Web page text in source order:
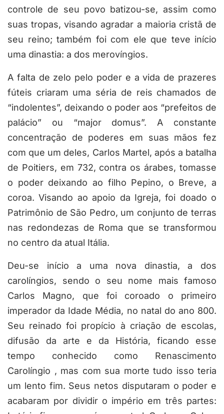
controle de seu povo batizou-se, assim como
suas tropas, visando agradar a maioria cristã de
seu reino; também foi com ele que teve início
uma dinastia: a dos merovíngios.
A falta de zelo pelo poder e a vida de prazeres
fúteis criaram uma séria de reis chamados de
“indolentes”, deixando o poder aos “prefeitos de
palácio” ou “major domus”. A constante
concentração de poderes em suas mãos fez
com que um deles, Carlos Martel, após a batalha
de Poitiers, em 732, contra os árabes, tomasse
o poder deixando ao filho Pepino, o Breve, a
coroa. Visando ao apoio da Igreja, foi doado o
Patrimônio de São Pedro, um conjunto de terras
nas redondezas de Roma que se transformou
no centro da atual Itália.
Deu-se início a uma nova dinastia, a dos
carolíngios, sendo o seu nome mais famoso
Carlos Magno, que foi coroado o primeiro
imperador da Idade Média, no natal do ano 800.
Seu reinado foi propício à criação de escolas,
difusão da arte e da História, ficando esse
tempo conhecido como Renascimento
Carolíngio , mas com sua morte tudo isso teria
um lento fim. Seus netos disputaram o poder e
acabaram por dividir o império em três partes: